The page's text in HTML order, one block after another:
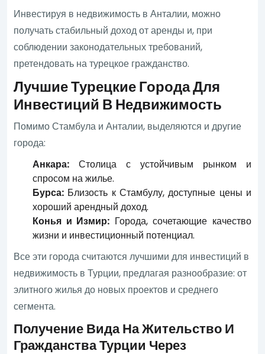
Инвестируя в недвижимость в Анталии, можно
получать стабильный доход от аренды и, при
соблюдении законодательных требований,
претендовать на турецкое гражданство.
Лучшие Турецкие Города Для
Инвестиций В Недвижимость
Помимо Стамбула и Анталии, выделяются и другие
города:
Анкара: Столица с устойчивым рынком и
спросом на жилье.
Бурса: Близость к Стамбулу, доступные цены и
хороший арендный доход.
Конья и Измир: Города, сочетающие качество
жизни и инвестиционный потенциал.
Все эти города считаются лучшими для инвестиций в
недвижимость в Турции, предлагая разнообразие: от
элитного жилья до новых проектов и среднего
сегмента.
Получение Вида На Жительство И
Гражданства Турции Через